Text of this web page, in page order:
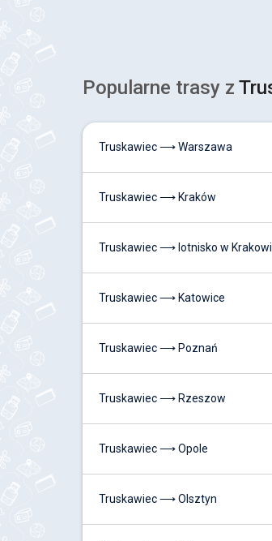
Popularne trasy z
Truskawiec ⟶ Warszawa
Truskawiec ⟶ Kraków
Truskawiec ⟶ lotnisko w
Truskawiec ⟶ Katowice
Truskawiec ⟶ Poznań
Truskawiec ⟶ Rzeszow
Truskawiec ⟶ Opole
Truskawiec ⟶ Olsztyn